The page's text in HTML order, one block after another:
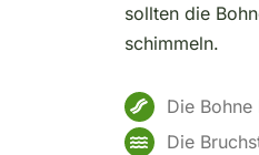
sollten die
schimmeln.
Die
Die